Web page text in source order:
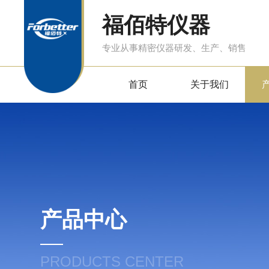
福佰特仪器
专业从事精密仪器研发、生产、销售
首页 关于我们
产品中心
PRODUCTS CENTER